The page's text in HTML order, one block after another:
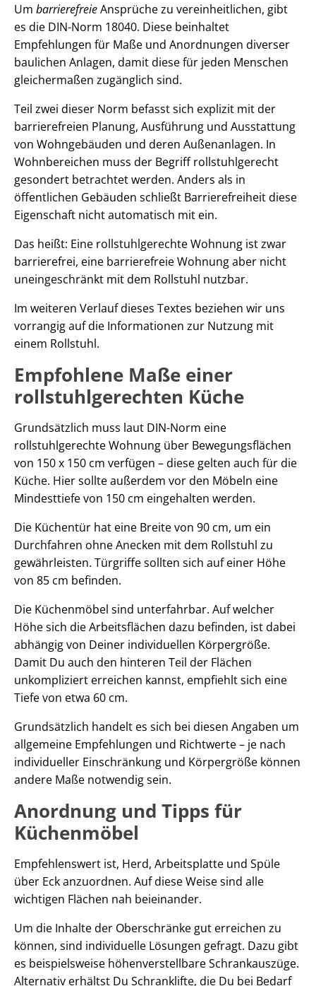
Um barrierefreieAnsprüche zu vereinheitlichen, gibt
es die DIN-Norm 18040. Diese beinhaltet
Empfehlungen für Maße und Anordnungen diverser
baulichen Anlagen, damit diese für jeden Menschen
gleichermaßen zugänglich sind.
Teil zwei dieser Norm befasst sich explizit mit der
barrierefreien Planung, Ausführung und Ausstattung
von Wohngebäuden und deren Außenanlagen. In
Wohnbereichen muss der Begriff rollstuhlgerecht
gesondert betrachtet werden. Anders als in
öffentlichen Gebäuden schließt Barrierefreiheit diese
Eigenschaft nicht automatisch mit ein.
Das heißt: Eine rollstuhlgerechte Wohnung ist zwar
barrierefrei, eine barrierefreie Wohnung aber nicht
uneingeschränkt mit dem Rollstuhl nutzbar.
Im weiteren Verlauf dieses Textes beziehen wir uns
vorrangig auf die Informationen zur Nutzung mit
einem Rollstuhl.
Empfohlene Maße einer
rollstuhlgerechten Küche
Grundsätzlich muss laut DIN-Norm eine
rollstuhlgerechte Wohnung über Bewegungsflächen
von 150 x 150 cm verfügen – diese gelten auch für die
Küche. Hier sollte außerdem vor den Möbeln eine
Mindesttiefe von 150 cm eingehalten werden.
Die Küchentür hat eine Breite von 90 cm, um ein
Durchfahren ohne Anecken mit dem Rollstuhl zu
gewährleisten. Türgriffe sollten sich auf einer Höhe
von 85 cm befinden.
Die Küchenmöbel sind unterfahrbar. Auf welcher
Höhe sich die Arbeitsflächen dazu befinden, ist dabei
abhängig von Deiner individuellen Körpergröße.
Damit Du auch den hinteren Teil der Flächen
unkompliziert erreichen kannst, empfiehlt sich eine
Tiefe von etwa 60 cm.
Grundsätzlich handelt es sich bei diesen Angaben um
allgemeine Empfehlungen und Richtwerte – je nach
individueller Einschränkung und Körpergröße können
andere Maße notwendig sein.
Anordnung und Tipps für
Küchenmöbel
Empfehlenswert ist, Herd, Arbeitsplatte und Spüle
über Eck anzuordnen. Auf diese Weise sind alle
wichtigen Flächen nah beieinander.
Um die Inhalte der Oberschränke gut erreichen zu
können, sind individuelle Lösungen gefragt. Dazu gibt
es beispielsweise höhenverstellbare Schrankauszüge.
Alternativ erhältst Du Schranklifte, die Du bei Bedarf